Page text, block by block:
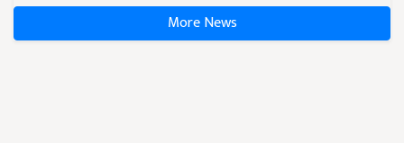
More News